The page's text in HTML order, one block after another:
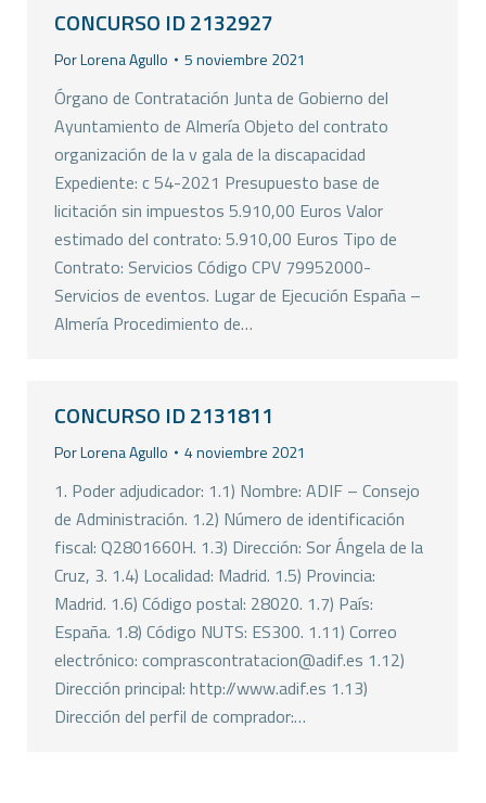
CONCURSO ID 2132927
PorLorena Agullo 5 noviembre 2021
Órgano de Contratación Junta de Gobierno del
Ayuntamiento de Almería Objeto del contrato
organización de la v gala de la discapacidad
Expediente: c 54-2021 Presupuesto base de
licitación sin impuestos 5.910,00 Euros Valor
estimado del contrato: 5.910,00 Euros Tipo de
Contrato: Servicios Código CPV 79952000-
Servicios de eventos. Lugar de Ejecución España –
Almería Procedimiento de…
CONCURSO ID 2131811
PorLorena Agullo 4 noviembre 2021
1. Poder adjudicador: 1.1) Nombre: ADIF – Consejo
de Administración. 1.2) Número de identificación
fiscal: Q2801660H. 1.3) Dirección: Sor Ángela de la
Cruz, 3. 1.4) Localidad: Madrid. 1.5) Provincia:
Madrid. 1.6) Código postal: 28020. 1.7) País:
España. 1.8) Código NUTS: ES300. 1.11) Correo
electrónico: comprascontratacion@adif.es 1.12)
Dirección principal: http://www.adif.es 1.13)
Dirección del perfil de comprador:…